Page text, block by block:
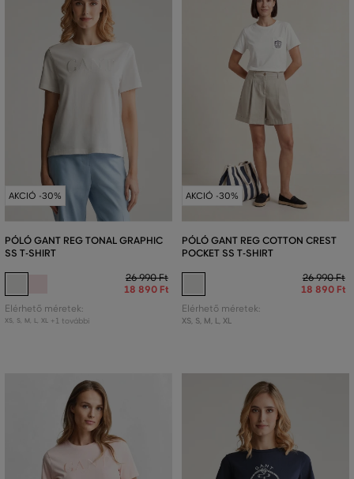
AKCIÓ -30%
PÓLÓ GANT REG TONAL GRAPHIC
SS T-SHIRT
26 990 Ft
18 890 Ft
Elérhető méretek:
XS, S, M L, XL +1 további
AKCIÓ -30%
PÓLÓ GANT REG COTTON CREST
POCKET SS T-SHIRT
26 990 Ft
18 890 Ft
Elérhető méretek:
XS, S, M L XL